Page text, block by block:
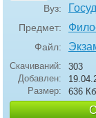
Вуз:
Предмет:
Файл:
Скачиваний:
303
Добавлен:
Размер:
636 Кб